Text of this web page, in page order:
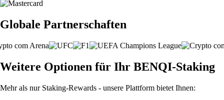
Globale Partnerschaften
Weitere Optionen für Ihr BENQI-Staking
Mehr als nur Staking-Rewards - unsere Plattform bietet Ihnen: